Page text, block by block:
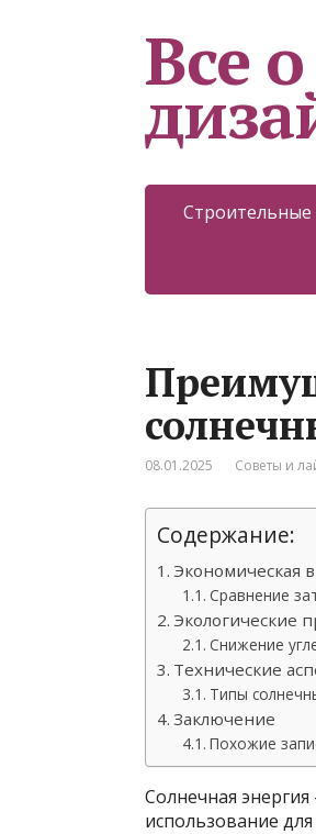
Все
08.01.2025 Советы и
Содержание:
Экономическая
Сравнение
Экологические
Снижение
Технические
Типы
Заключение
Похожие
Солнечная
использование